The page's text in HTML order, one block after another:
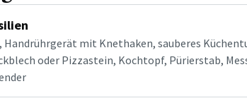
Handrührgerät mit Knethaken, sauberes
oder Pizzastein, Kochtopf, Pürierstab,